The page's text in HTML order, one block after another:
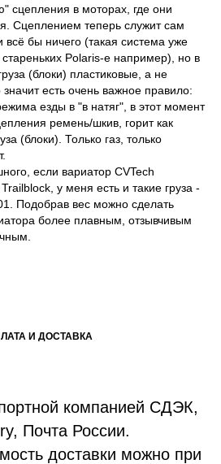
сцепления в моторах, где они
Сцеплением теперь служит сам
бы ничего (такая система уже
Polaris-е например), но в
(блоки) пластиковые, а не
есть очень важное правило:
езды в "в натяг", в этот момент
ремень/шкив, горит как
(блоки). Только газ, только
если вариатор CVTech
у меня есть и такие груза -
Подобрав вес можно сделать
более плавным, отзывчивым
И ДОСТАВКА
компанией СДЭК,
Почта России.
доставки можно при